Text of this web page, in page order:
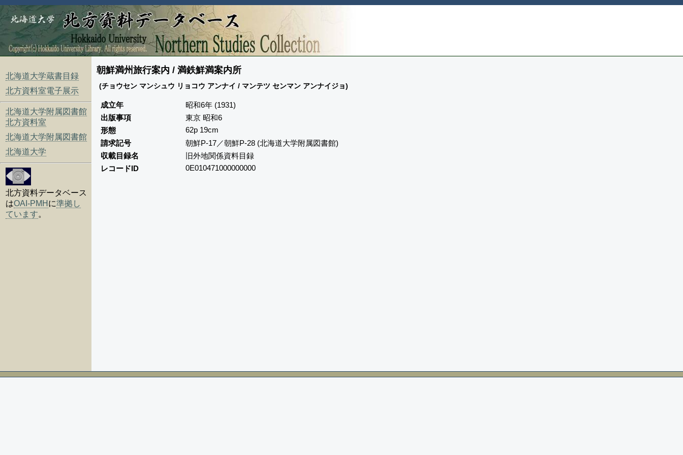
北海道大学蔵書目録
北方資料室電子展示
北海道大学附属図書館
北方資料室
北海道大学附属図書館
北海道大学
北方資料データベース
はOAI-PMH に準拠し
ています。
朝鮮満州旅行案内 / 満鉄鮮満案内所
(チョウセン マンシュウ リョコウ アンナイ / マンテツ センマン アンナイジョ)
成立年
昭和6年 (1931)
出版事項
東京 昭和6
形態
62p 19cm
請求記号
朝鮮P-17／朝鮮P-28 (北海道大学附属図書館)
収載目録名
旧外地関係資料目録
レコードID
0E010471000000000